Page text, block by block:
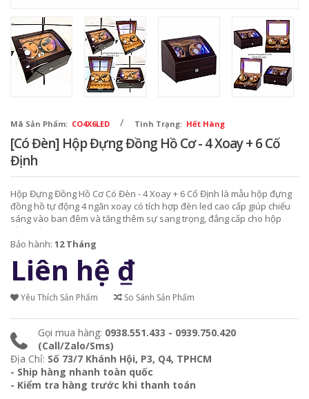
Mã Sản Phẩm: CO4X6LED / Tình Trạng: Hết Hàng
[Có Đèn] Hộp Đựng Đồng Hồ Cơ - 4 Xoay + 6 Cố
Định
Hộp Đựng Đồng Hồ Cơ Có Đèn - 4 Xoay + 6 Cố Định là mẫu hộp đựng
đồng hồ tự động 4 ngăn xoay có tích hợp đèn led cao cấp giúp chiếu
sáng vào ban đêm và tăng thêm sự sang trọng, đẳng cấp cho hộp
đồng hồ.
Bảo hành: 12 Tháng
Liên hệ ₫
Yêu Thích Sản Phẩm So Sánh Sản Phẩm
Gọi mua hàng: 0938.551.433 - 0939.750.420
(Call/Zalo/Sms)
Địa Chỉ: Số 73/7 Khánh Hội, P3, Q4, TPHCM
- Ship hàng nhanh toàn quốc
- Kiểm tra hàng trước khi thanh toán